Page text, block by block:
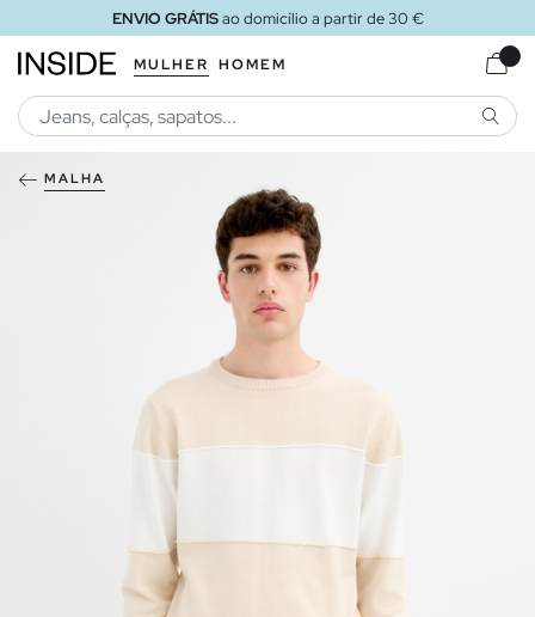
ENVIO GRÁTISao domicílio a partir de 30 €
MULHER HOMEM
MALHA